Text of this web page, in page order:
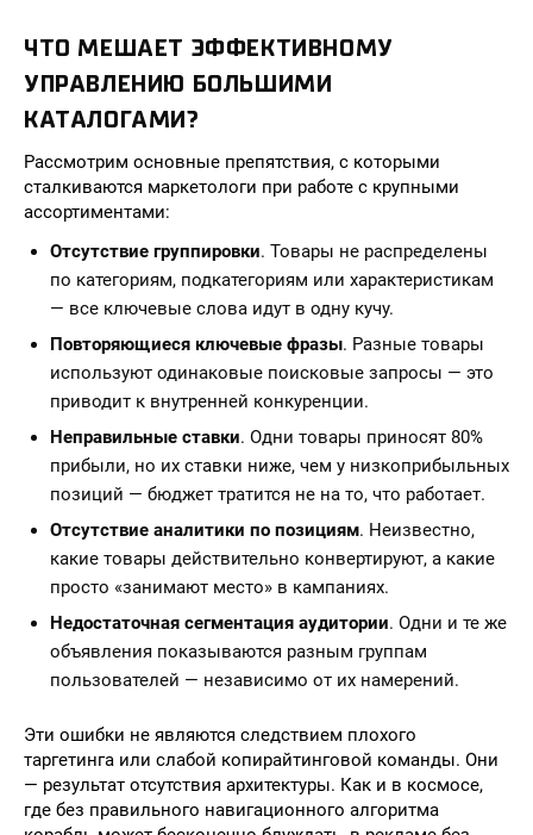
ЧТО МЕШАЕТ ЭФФЕКТИВНОМУ
УПРАВЛЕНИЮ БОЛЬШИМИ
КАТАЛОГАМИ?
Рассмотрим основные препятствия, с которыми
сталкиваются маркетологи при работе с крупными
ассортиментами:
Отсутствие группировки. Товары не распределены
по категориям, подкатегориям или характеристикам
— все ключевые слова идут в одну кучу.
Повторяющиеся ключевые фразы. Разные товары
используют одинаковые поисковые запросы — это
приводит к внутренней конкуренции.
Неправильные ставки. Одни товары приносят 80%
прибыли, но их ставки ниже, чем у низкоприбыльных
позиций — бюджет тратится не на то, что работает.
Отсутствие аналитики по позициям. Неизвестно,
какие товары действительно конвертируют, а какие
просто «занимают место» в кампаниях.
Недостаточная сегментация аудитории. Одни и те же
объявления показываются разным группам
пользователей — независимо от их намерений.
Эти ошибки не являются следствием плохого
таргетинга или слабой копирайтинговой команды. Они
— результат отсутствия архитектуры. Как и в космосе,
где без правильного навигационного алгоритма